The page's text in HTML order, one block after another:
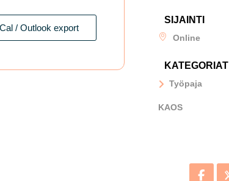
/ Outlook export
SIJAINTI
Online
KATEGORIAT
Työpaja
KAOS